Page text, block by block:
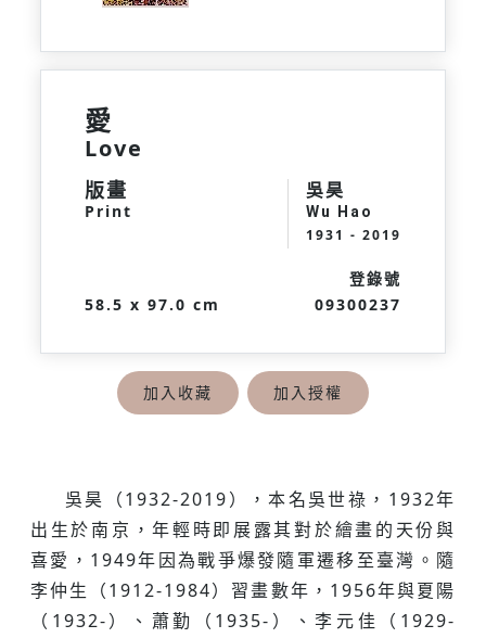
Previous
愛
Love
版畫
Print
吳昊
Wu Hao
1931 - 2019
58.5 x 97.0 cm
登錄號
09300237
加入收藏 加入授權
吳昊（1932-2019），本名吳世祿，1932年
出生於南京，年輕時即展露其對於繪畫的天份與
喜愛，1949年因為戰爭爆發隨軍遷移至臺灣。隨
李仲生（1912-1984）習畫數年，1956年與夏陽
（1932-）、蕭勤（1935-）、李元佳（1929-